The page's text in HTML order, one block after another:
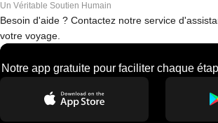
Un Véritable Soutien Humain
Besoin d'aide ? Contactez notre service
votre voyage.
Notre app gratuite pour faciliter chaque